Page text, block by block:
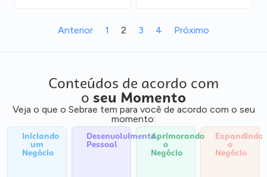
Anterior 1 2 3 4 Próximo
Conteúdos de acordo com
o seu Momento
Veja o que o Sebrae tem para você de acordo com o seu
momento:
Iniciando
um
Negócio
Desenvolvimento
Pessoal
Aprimorando
o
Negócio
Expandindo
o
Negócio